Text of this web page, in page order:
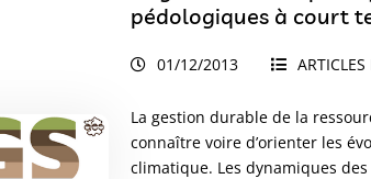
pédologiques à court
01/12/2013
La gestion durable de la
connaître voire d’orienter les
climatique. Les dynamiques